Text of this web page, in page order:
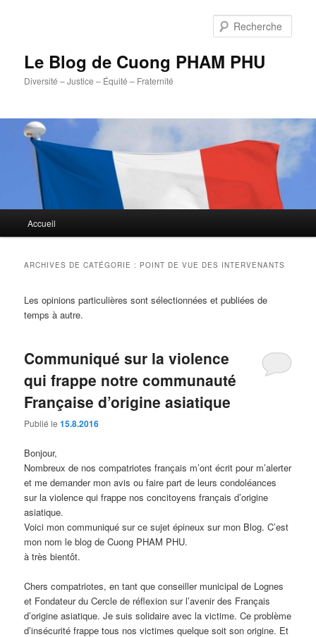
Le Blog de Cuong PHAM PHU
Diversité – Justice – Équité – Fraternité
principal
Accueil
ARCHIVES DE CATÉGORIE : POINT DE VUE DES INTERVENANTS
Les opinions particulières sont sélectionnées et publiées de
temps à autre.
Communiqué sur la violence
qui frappe notre communauté
Française d’origine asiatique
Publié le15.8.2016
Bonjour,
Nombreux de nos compatriotes français m’ont écrit pour m’alerter
et me demander mon avis ou faire part de leurs condoléances
sur la violence qui frappe nos concitoyens français d’origine
asiatique.
Voici mon communiqué sur ce sujet épineux sur mon Blog. C’est
mon nom le blog de Cuong PHAM PHU.
à très bientôt.
Chers compatriotes, en tant que conseiller municipal de Lognes
et Fondateur du Cercle de réflexion sur l’avenir des Français
d’origine asiatique. Je suis solidaire avec la victime. Ce problème
d’insécurité frappe tous nos victimes quelque soit son origine. Et